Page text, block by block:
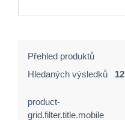
Přehled produktů
Hledaných výsledků
product-
grid.filter.title.mobile